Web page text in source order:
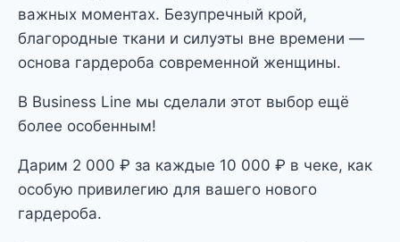
важных моментах. Безупречный крой,
благородные ткани и силуэты вне времени —
основа гардероба современной женщины.
В Business Line мы сделали этот выбор ещё
более особенным!
Дарим 2 000 ₽ за каждые 10 000 ₽ в чеке, как
особую привилегию для вашего нового
гардероба.